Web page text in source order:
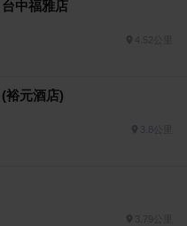
中福雅店
4.52公里
裕元酒店)